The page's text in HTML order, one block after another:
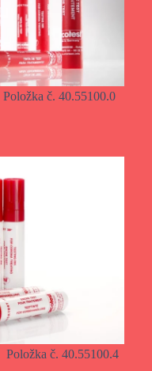
Položka č. 40.55100.0
Položka č. 40.55100.4